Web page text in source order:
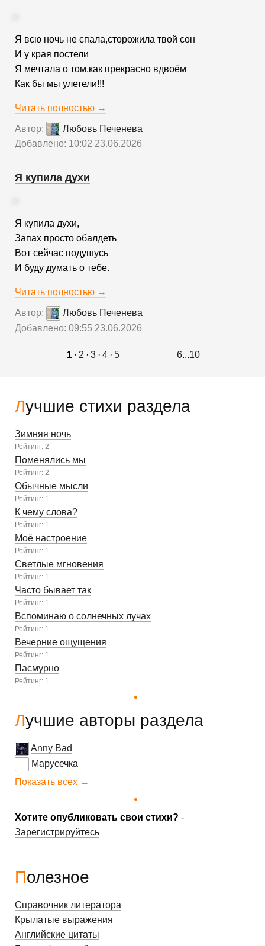
Лучшие стихи раздела
Зимняя ночь
Рейтинг: 2
Поменялись мы
Рейтинг: 2
Обычные мысли
Рейтинг: 1
К чему слова?
Рейтинг: 1
Моё настроение
Рейтинг: 1
Светлые мгновения
Рейтинг: 1
Часто бывает так
Рейтинг: 1
Вспоминаю о солнечных лучах
Рейтинг: 1
Вечерние ощущения
Рейтинг: 1
Пасмурно
Рейтинг: 1
Лучшие авторы раздела
Anny Bad
Марусечка
Показать всех →
Хотите опубликовать свои стихи? -
Зарегистрируйтесь
Я всю ночь не спала,сторожила твой сон
И у края постели
Я мечтала о том,как прекрасно вдвоём
Как бы мы улетели!!!
Читать полностью →
Автор:
Любовь Печенева
Добавлено: 10:02 23.06.2026
Я купила духи
Я купила духи,
Запах просто обалдеть
Вот сейчас подушусь
И буду думать о тебе.
Читать полностью →
Автор:
Любовь Печенева
Добавлено: 09:55 23.06.2026
1 · 2 · 3 · 4 · 5 6...10
Полезное
Справочник литератора
Крылатые выражения
Английские цитаты